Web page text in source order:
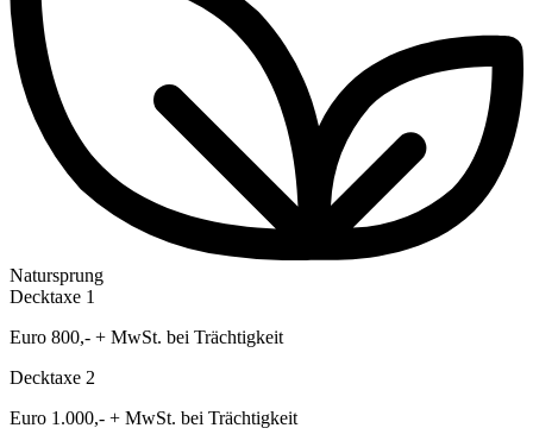
Natursprung
Decktaxe 1
Euro 800,- + MwSt. bei Trächtigkeit
Decktaxe 2
Euro 1.000,- + MwSt. bei Trächtigkeit